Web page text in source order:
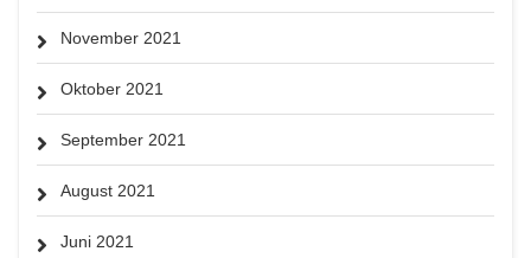
November 2021
Oktober 2021
September 2021
August 2021
Juni 2021